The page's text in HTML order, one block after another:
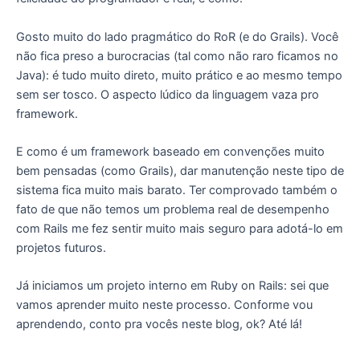
Gosto muito do lado pragmático do RoR (e do Grails). Você
não fica preso a burocracias (tal como não raro ficamos no
Java): é tudo muito direto, muito prático e ao mesmo tempo
sem ser tosco. O aspecto lúdico da linguagem vaza pro
framework.
E como é um framework baseado em convenções muito
bem pensadas (como Grails), dar manutenção neste tipo de
sistema fica muito mais barato. Ter comprovado também o
fato de que não temos um problema real de desempenho
com Rails me fez sentir muito mais seguro para adotá-lo em
projetos futuros.
Já iniciamos um projeto interno em Ruby on Rails: sei que
vamos aprender muito neste processo. Conforme vou
aprendendo, conto pra vocês neste blog, ok? Até lá!